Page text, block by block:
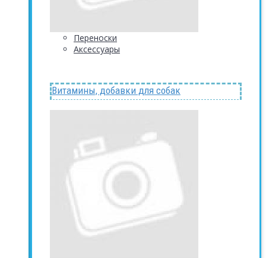
Переноски
Аксессуары
Витамины, добавки для собак